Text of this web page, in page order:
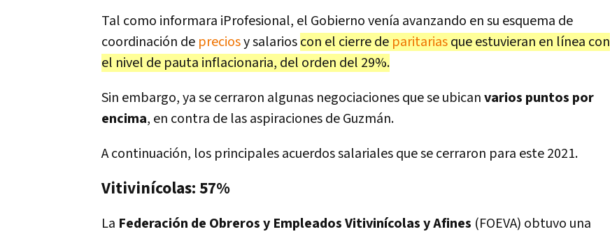
Tal como informara iProfesional, el Gobierno venía avanzando en su esquema de
coordinación de preciosy salarioscon el cierre de paritariasque estuvieran en línea con
el nivel de pauta inflacionaria, del orden del 29%.
Sin embargo, ya se cerraron algunas negociaciones que se ubicanvarios puntos por
encima, en contra de las aspiraciones de Guzmán.
A continuación, los principales acuerdos salariales que se cerraron para este 2021.
Vitivinícolas: 57%
La Federación de Obreros y Empleados Vitivinícolas y Afines (FOEVA) obtuvo una